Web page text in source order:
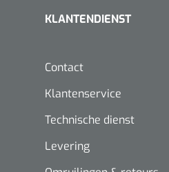
KLANTENDIENST
Contact
Klantenservice
Technische dienst
Levering